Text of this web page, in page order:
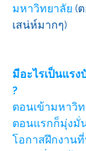
มหาวิทยาลัย (
เสน่ห์มากๆ)
มีอะไรเป็นแรง
?
ตอนเข้ามหาวิ
ตอนแรกก็มุ่งมั่
โอกาสฝึกงาน